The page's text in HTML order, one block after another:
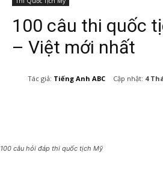
100 câu thi quốc
– Việt mới nhất
Tác giả: Tiếng Anh ABC Cập nhật: 4
100 câu hỏi đáp thi quốc tịch Mỹ